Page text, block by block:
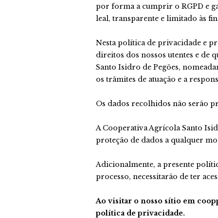
por forma a cumprir o RGPD e
leal, transparente e limitado às
Nesta política de privacidade e
direitos dos nossos utentes e de
Santo Isidro de Pegões,
os trâmites de atuação e a
Os dados recolhidos não serão
A Cooperativa Agrícola Santo
proteção de dados a qualquer
Adicionalmente, a presente
processo, necessitarão de ter
Ao visitar o nosso sítio em
política de privacidade.